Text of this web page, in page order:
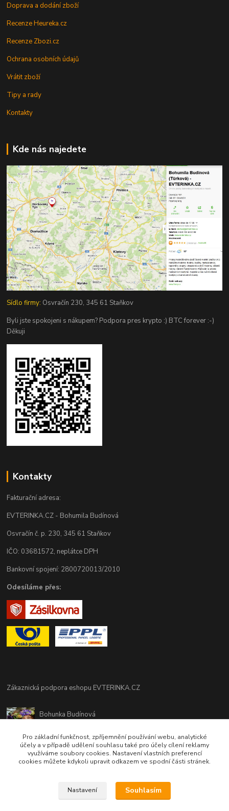
Doprava a dodání zboží
Recenze Heureka.cz
Recenze Zbozi.cz
Ochrana osobních údajů
Vrátit zboží
Tipy a rady
Kontakty
Kde nás najedete
Sídlo firmy: Osvračín 230, 345 61 Staňkov
Byli jste spokojeni s nákupem? Podpora pres krypto :) BTC forever :-)
Děkuji
Kontakty
Fakturační adresa:
EVTERINKA.CZ - Bohumila Budínová
Osvračín č. p. 230, 345 61 Staňkov
IČO: 03681572, neplátce DPH
Bankovní spojení: 2800720013/2010
Odesíláme přes:
Zákaznická podpora eshopu EVTERINKA.CZ
Bohunka Budínová
(Po-Pá - 9:00-17:00hod, So 8:00-12:00hod)
obchod@evterinka.cz
Pro základní funkčnost, zpříjemnění používání webu, analytické
účely a v případě udělení souhlasu také pro účely cílení reklamy
využíváme soubory cookies. Nastavení vlastních preferencí
cookies můžete kdykoli upravit odkazem ve spodní části stránek.
Nastavení Souhlasím